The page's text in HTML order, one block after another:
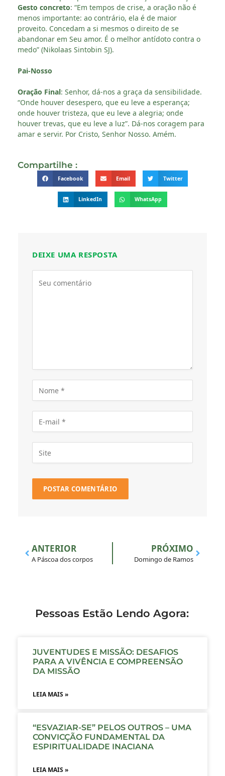
Gesto concreto: “Em tempos de crise, a oração não é
menos importante: ao contrário, ela é de maior
proveito. Concedam a si mesmos o direito de se
abandonar em Seu amor. É o melhor antídoto contra o
medo” (Nikolaas Sintobin SJ).
Pai-Nosso
Oração Final: Senhor, dá-nos a graça da sensibilidade.
“Onde houver desespero, que eu leve a esperança;
onde houver tristeza, que eu leve a alegria; onde
houver trevas, que eu leve a luz”. Dá-nos coragem para
amar e servir. Por Cristo, Senhor Nosso. Amém.
Compartilhe :
Facebook Email Twitter
LinkedIn WhatsApp
DEIXE UMA RESPOSTA
ANTERIOR
A Páscoa dos corpos
PRÓXIMO
Domingo de Ramos
Pessoas Estão Lendo Agora:
JUVENTUDES E MISSÃO: DESAFIOS
PARA A VIVÊNCIA E COMPREENSÃO
DA MISSÃO
LEIA MAIS »
“ESVAZIAR-SE” PELOS OUTROS – UMA
CONVICÇÃO FUNDAMENTAL DA
ESPIRITUALIDADE INACIANA
LEIA MAIS »